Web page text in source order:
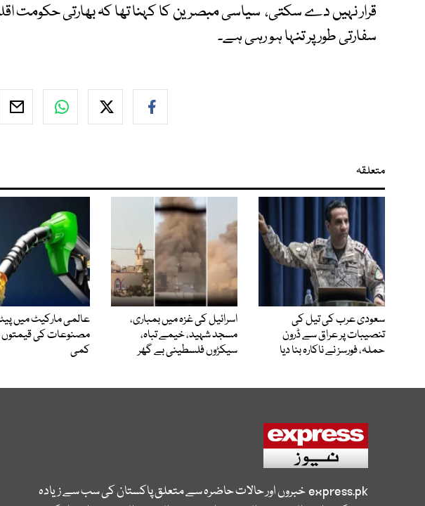
قرار نہیں دے سکتی، سیاسی مبصرین کا کہنا تھا کہ بھارتی حکومت
سفارتی طور پر تنہا ہو رہی ہے۔
متعلقہ
سعودی عرب کی تیل کی
تنصیبات پر عراق سے ڈرون
حملہ، فورسز نے ناکارہ بنا دیا
اسرائیل کی غزہ میں بمباری،
مسجد شہید، خیمے تباہ،
سیکڑوں فلسطینی بے گھر
عالمی مارکیٹ میں
مصنوعات کی قیمتوں
کمی
express.pkخبروں اور حالات حاضرہ سے متعلق پاکستان کی سب سے زیادہ